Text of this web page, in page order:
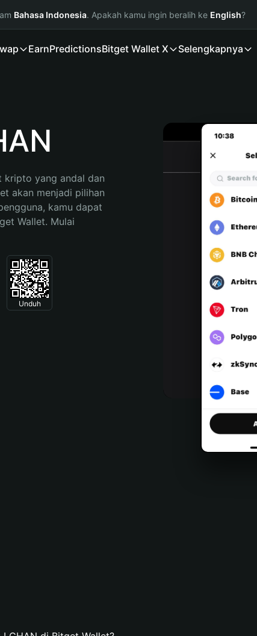
Bahasa Indonesia. Apakah kamu ingin beralih ke English?
EarnPredictionsBitget Wallet X Selengkapnya
kripto yang andal dan
akan menjadi pilihan
kamu dapat
Wallet. Mulai
Unduh